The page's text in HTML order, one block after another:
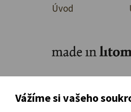
Úvod
Ke
Vážíme si vašeho